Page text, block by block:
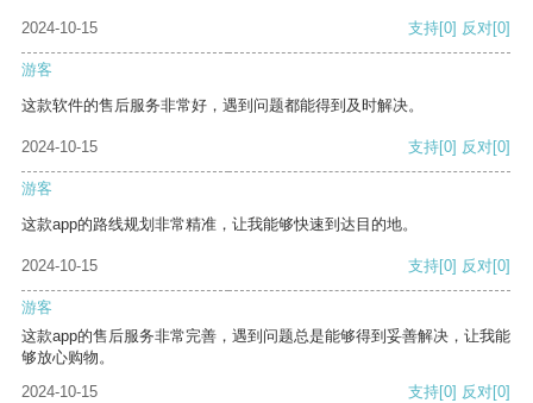
2024-10-15 支持[0] 反对[0]
游客
这款软件的售后服务非常好，遇到问题都能得到及时解决。
2024-10-15 支持[0] 反对[0]
游客
这款app的路线规划非常精准，让我能够快速到达目的地。
2024-10-15 支持[0] 反对[0]
游客
这款app的售后服务非常完善，遇到问题总是能够得到妥善解决，让我能
够放心购物。
2024-10-15
支持[0] 反对[0]